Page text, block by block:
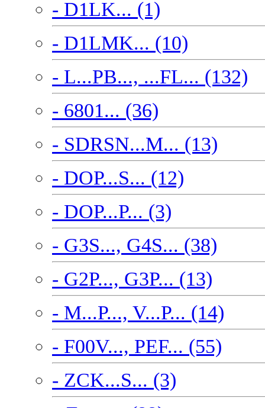
- D1LK... (1)
- D1LMK... (10)
- L...PB..., ...FL... (132)
- 6801... (36)
- SDRSN...M... (13)
- DOP...S... (12)
- DOP...P... (3)
- G3S..., G4S... (38)
- G2P..., G3P... (13)
- M...P..., V...P... (14)
- F00V..., PEF... (55)
- ZCK...S... (3)